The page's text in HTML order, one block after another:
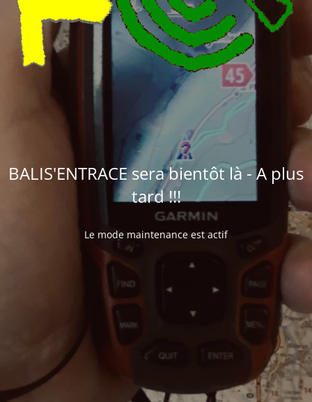
BALIS'ENTRACE sera bientôt là - A plus
tard !!!
Le mode maintenance est actif